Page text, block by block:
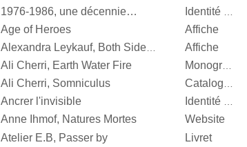
1976-1986, une décennie…
Age of Heroes Affiche
Alexandra Leykauf, Both Sides Now Affiche
Ali Cherri, Earth Water Fire Monographie
Ali Cherri, Somniculus Catalogue d’exposition
Ancrer l'invisible Identité visuelle
Anne Ihmof, Natures Mortes Website
Atelier E.B, Passer by Livret